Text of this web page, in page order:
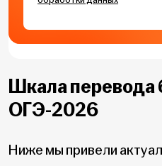
Шкала перевода
ОГЭ-2026
Ниже мы привели